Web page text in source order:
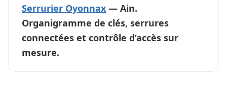
Serrurier Oyonnax — Ain.
Organigramme de clés, serrures
connectées et contrôle d’accès sur
mesure.